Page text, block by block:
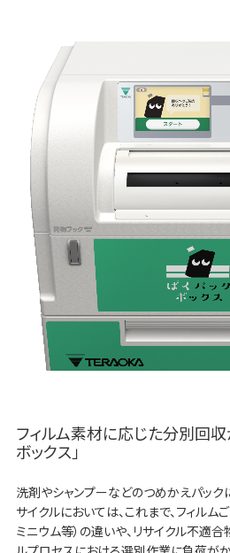
フィルム素材に応じた分別回収
ボックス」
洗剤やシャンプーなどのつめかえパック
サイクルにおいては、これまで、フィルム
ミニウム等）の違いや、リサイクル不適